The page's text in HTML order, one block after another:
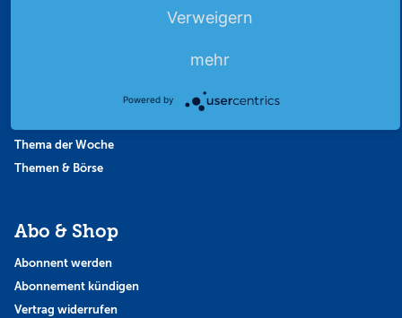
Thema der Woche
Themen & Börse
Abo & Shop
Abonnent werden
Abonnement kündigen
Vertrag widerrufen
Verweigern
mehr
Powered by